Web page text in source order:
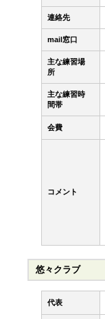
連絡先
mail窓口
主な練習場
所
主な練習時
間帯
会費
コメント
悠々クラブ
代表